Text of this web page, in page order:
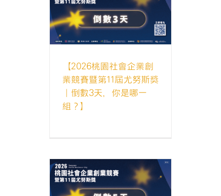
【2026桃園社會企業創
業競賽暨第11屆尤努斯獎
｜倒數3天，你是哪一
組？】